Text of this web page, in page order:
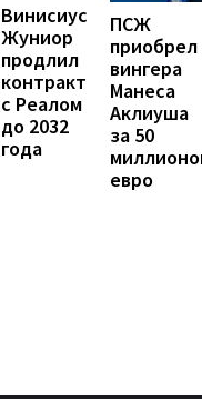
Винисиус
Жуниор
продлил
контракт
с Реалом
до 2032
года
ПСЖ
приобрел
вингера
Манеса
Аклиуша
за 50
евро